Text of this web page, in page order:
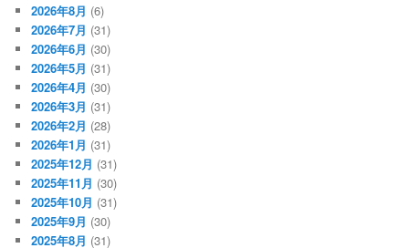
2026年8月 (6)
2026年7月 (31)
2026年6月 (30)
2026年5月 (31)
2026年4月 (30)
2026年3月 (31)
2026年2月 (28)
2026年1月 (31)
2025年12月 (31)
2025年11月 (30)
2025年10月 (31)
2025年9月 (30)
2025年8月 (31)